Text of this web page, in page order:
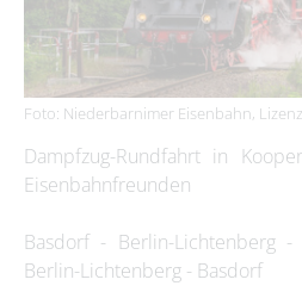
Foto: Niederbarnimer Eisenbahn,
Dampfzug-Rundfahrt in
Eisenbahnfreunden
Basdorf - Berlin­-Lichtenberg
Berlin­-Lichtenberg - Basdorf